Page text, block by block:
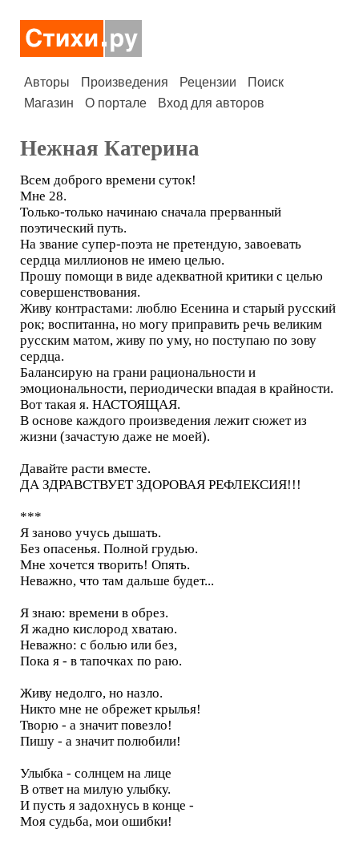
Авторы Произведения Рецензии
Поиск
Магазин
О портале Вход для авторов
Нежная Катерина
Всем доброго времени суток!
Мне 28.
Только-только начинаю сначала прерванный
поэтический путь.
На звание супер-поэта не претендую, завоевать
сердца миллионов не имею целью.
Прошу помощи в виде адекватной критики с целью
совершенствования.
Живу контрастами: люблю Есенина и старый русский
рок; воспитанна, но могу приправить речь великим
русским матом, живу по уму, но поступаю по зову
сердца.
Балансирую на грани рациональности и
эмоциональности, периодически впадая в крайности.
Вот такая я. НАСТОЯЩАЯ.
В основе каждого произведения лежит сюжет из
жизни (зачастую даже не моей).
Давайте расти вместе.
ДА ЗДРАВСТВУЕТ ЗДОРОВАЯ РЕФЛЕКСИЯ!!!
***
Я заново учусь дышать.
Без опасенья. Полной грудью.
Мне хочется творить! Опять.
Неважно, что там дальше будет...
Я знаю: времени в обрез.
Я жадно кислород хватаю.
Неважно: с болью или без,
Пока я - в тапочках по раю.
Живу недолго, но назло.
Никто мне не обрежет крылья!
Творю - а значит повезло!
Пишу - а значит полюбили!
Улыбка - солнцем на лице
В ответ на милую улыбку.
И пусть я задохнусь в конце -
Моя судьба, мои ошибки!